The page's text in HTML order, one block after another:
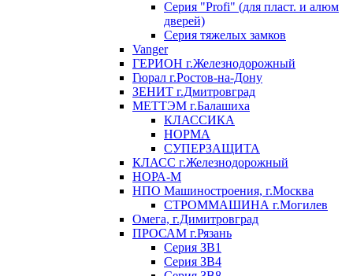
Серия "Profi" (для пласт. и алюм
дверей)
Серия тяжелых замков
Vanger
ГЕРИОН г.Железнодорожный
Гюрал г.Ростов-на-Дону
ЗЕНИТ г.Дмитровград
МЕТТЭМ г.Балашиха
КЛАССИКА
НОРМА
СУПЕРЗАЩИТА
КЛАСС г.Железнодорожный
НОРА-М
НПО Машиностроения, г.Москва
СТРОММАШИНА г.Могилев
Омега, г.Димитровград
ПРОСАМ г.Рязань
Серия ЗВ1
Серия ЗВ4